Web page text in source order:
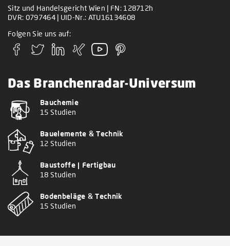
Sitz und Handelsgericht Wien | FN: 128712h
DVR: 0797464 | UID-Nr.: ATU16134608
Folgen Sie uns auf:
Das Branchenradar-Universum
Bauchemie
15 Studien
Bauelemente & Technik
12 Studien
Baustoffe | Fertigbau
18 Studien
Bodenbeläge & Technik
15 Studien